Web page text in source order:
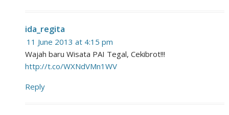
ida_regita
11 June 2013 at 4:15 pm
Wajah baru Wisata PAI Tegal, Cekibrot!!!
http://t.co/WXNdVMn1WV
Reply